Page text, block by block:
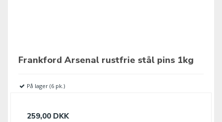
Frankford Arsenal rustfrie stål pins 1kg
På lager (6 pk.)
259,00 DKK